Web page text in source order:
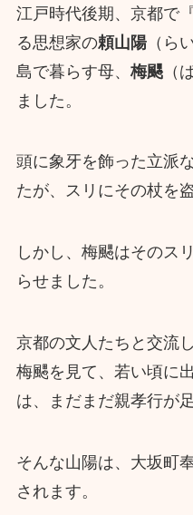
江戸時代後期、京都で
る思想家の頼山陽（ら
島で暮らす母、 梅颸（
ました。
頭に象牙を飾った立派
たが、スリにその杖を
しかし、梅颸はそのス
らせました。
京都の文人たちと交流
梅颸を見て、若い頃に
は、まだまだ親孝行が
そんな山陽は、大坂町
されます。